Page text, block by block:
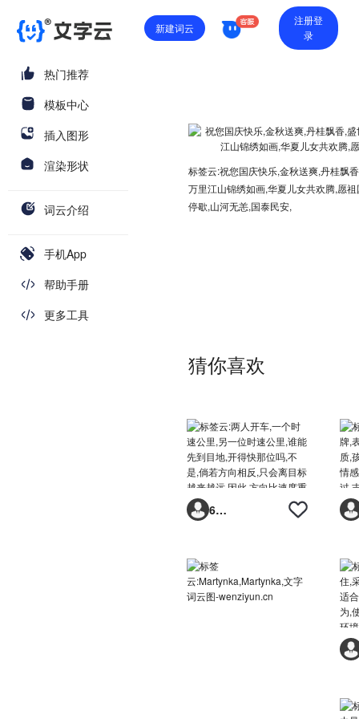
新建词云
注册登
录
热门推荐
模板中心
插入图形
渲染形状
词云介绍
手机App
帮助手册
更多工具
标签云:祝您国庆快乐,金秋送爽,丹桂飘
万里江山锦绣如画,华夏儿女共欢腾,愿
停歇,山河无恙,国泰民安,
猜你喜欢
6293vp